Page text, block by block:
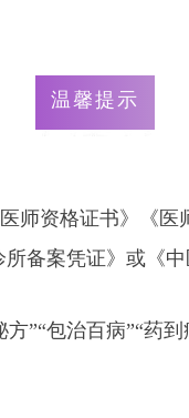
温馨提示
师资格证书》《
备案凭证》或《中
”“包治百病”“药